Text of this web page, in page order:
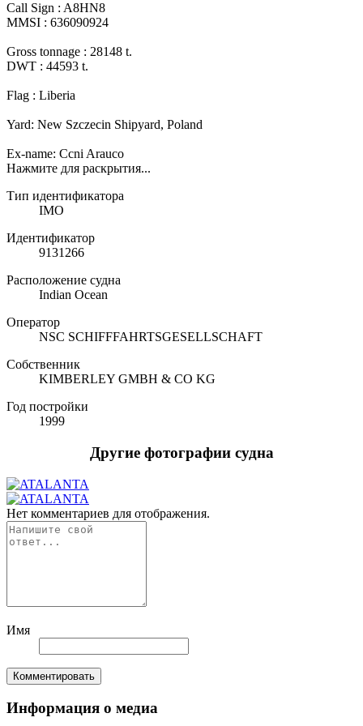
Call Sign : A8HN8
MMSI : 636090924
Gross tonnage : 28148 t.
DWT : 44593 t.
Flag : Liberia
Yard: New Szczecin Shipyard, Poland
Ex-name: Ccni Arauco
Нажмите для раскрытия...
Тип идентификатора
IMO
Идентификатор
9131266
Расположение судна
Indian Ocean
Оператор
NSC SCHIFFFAHRTSGESELLSCHAFT
Собственник
KIMBERLEY GMBH & CO KG
Год постройки
1999
Другие фотографии судна
Нет комментариев для отображения.
Имя
Комментировать
Информация о медиа